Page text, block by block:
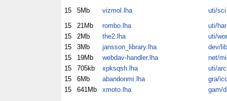
15
5Mb vizmol.lha
uti/sci
15
21Mb rombo.lha
uti/har
15
2Mb the2.lha
uti/wor
15
3Mb jansson_library.lha
dev/
15
19Mb webdav-handler.lha
net/
15
705kb xpksqsh.lha
uti/arc
15
6Mb abandonmi.lha
gra/
15
641Mb xmoto.lha
gam/